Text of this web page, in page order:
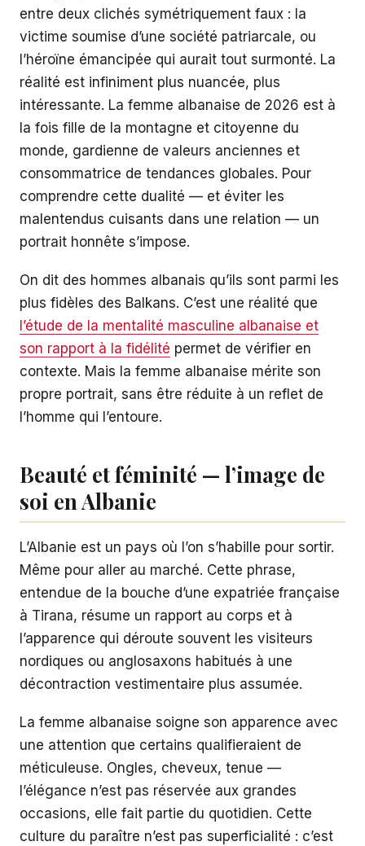
entre deux clichés symétriquement faux : la
victime soumise d’une société patriarcale, ou
l’héroïne émancipée qui aurait tout surmonté. La
réalité est infiniment plus nuancée, plus
intéressante. La femme albanaise de 2026 est à
la fois fille de la montagne et citoyenne du
monde, gardienne de valeurs anciennes et
consommatrice de tendances globales. Pour
comprendre cette dualité — et éviter les
malentendus cuisants dans une relation — un
portrait honnête s’impose.
On dit des hommes albanais qu’ils sont parmi les
plus fidèles des Balkans. C’est une réalité que
l’étude de la mentalité masculine albanaise et
son rapport à la fidélité permet de vérifier en
contexte. Mais la femme albanaise mérite son
propre portrait, sans être réduite à un reflet de
l’homme qui l’entoure.
Beauté et féminité — l’image de
soi en Albanie
L’Albanie est un pays où l’on s’habille pour sortir.
Même pour aller au marché. Cette phrase,
entendue de la bouche d’une expatriée française
à Tirana, résume un rapport au corps et à
l’apparence qui déroute souvent les visiteurs
nordiques ou anglosaxons habitués à une
décontraction vestimentaire plus assumée.
La femme albanaise soigne son apparence avec
une attention que certains qualifieraient de
méticuleuse. Ongles, cheveux, tenue —
l’élégance n’est pas réservée aux grandes
occasions, elle fait partie du quotidien. Cette
culture du paraître n’est pas superficialité : c’est